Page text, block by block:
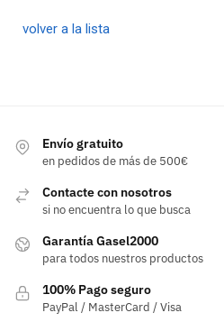
volver a la lista
Envío gratuito
en pedidos de más de 500€
Contacte con nosotros
si no encuentra lo que busca
Garantía Gasel2000
para todos nuestros productos
100% Pago seguro
PayPal / MasterCard / Visa